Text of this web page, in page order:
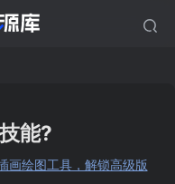
能?
画绘图工具，解锁高级版